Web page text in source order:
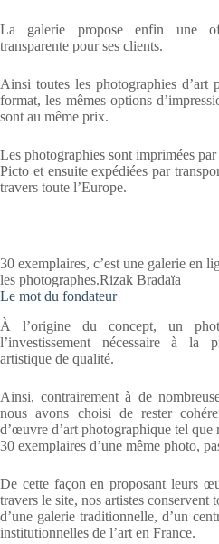
La galerie propose enfin une
transparente pour ses clients.
Ainsi toutes les photographies d’art
format, les mêmes options
sont au même prix.
Les photographies sont imprimées
Picto et ensuite expédiées par
travers toute l’Europe.
30 exemplaires, c’est une galerie en
les photographes.Rizak Bradaïa
Le mot du fondateur
À l’origine du concept, un
l’investissement nécessaire à la
artistique de qualité.
Ainsi, contrairement à de
nous avons choisi de rester
d’œuvre d’art photographique tel que
30 exemplaires d’une même photo,
De cette façon en proposant leurs
travers le site, nos artistes conservent
d’une galerie traditionnelle, d’un
institutionnelles de l’art en France.